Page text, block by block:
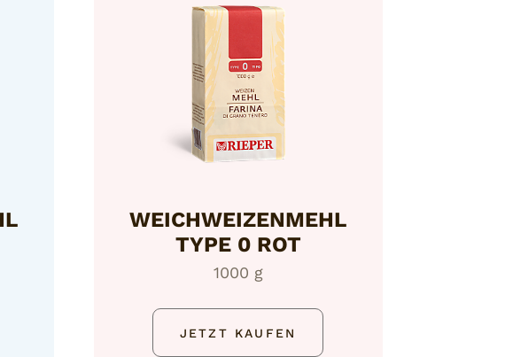
WEICHWEIZENMEHL
TYPE 0 ROT
1000 g
JETZT KAUFEN